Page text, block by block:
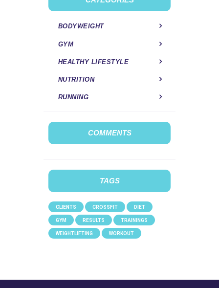
BODYWEIGHT
GYM
HEALTHY LIFESTYLE
NUTRITION
RUNNING
COMMENTS
TAGS
CLIENTS CROSSFIT DIET
GYM RESULTS TRAININGS
WEIGHTLIFTING WORKOUT